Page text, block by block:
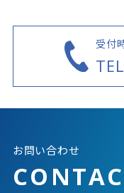
受付
お問い合わせ